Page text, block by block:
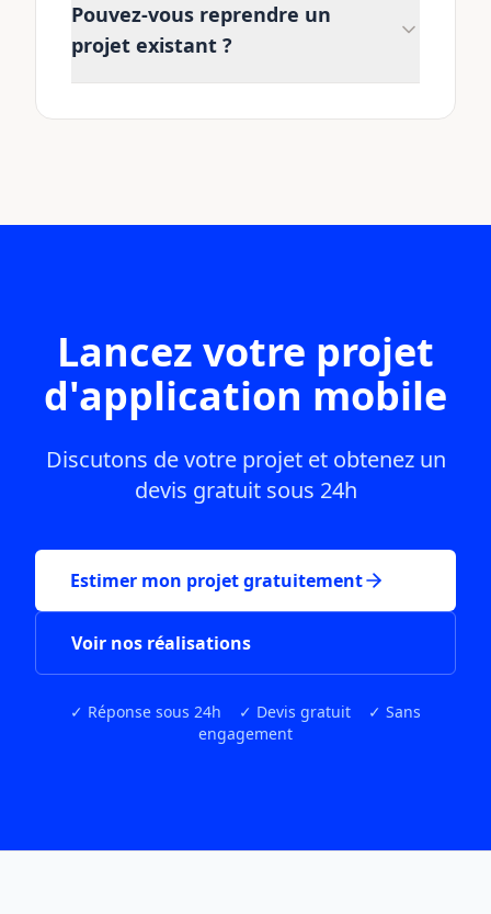
Pouvez-vous reprendre un
projet existant ?
Lancez votre projet
d'application mobile
Discutons de votre projet et obtenez un
devis gratuit sous 24h
Estimer mon projet gratuitement
Voir nos réalisations
✓ Réponse sous 24h ✓ Devis gratuit ✓ Sans
engagement